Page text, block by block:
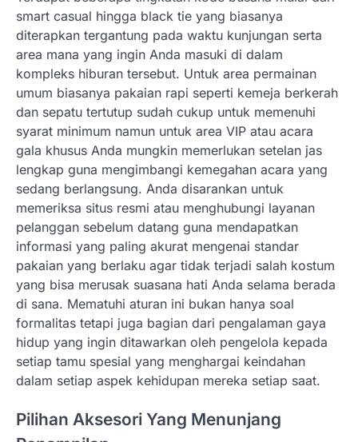
smart casual hingga black tie yang biasanya
diterapkan tergantung pada waktu kunjungan serta
area mana yang ingin Anda masuki di dalam
kompleks hiburan tersebut. Untuk area permainan
umum biasanya pakaian rapi seperti kemeja berkerah
dan sepatu tertutup sudah cukup untuk memenuhi
syarat minimum namun untuk area VIP atau acara
gala khusus Anda mungkin memerlukan setelan jas
lengkap guna mengimbangi kemegahan acara yang
sedang berlangsung. Anda disarankan untuk
memeriksa situs resmi atau menghubungi layanan
pelanggan sebelum datang guna mendapatkan
informasi yang paling akurat mengenai standar
pakaian yang berlaku agar tidak terjadi salah kostum
yang bisa merusak suasana hati Anda selama berada
di sana. Mematuhi aturan ini bukan hanya soal
formalitas tetapi juga bagian dari pengalaman gaya
hidup yang ingin ditawarkan oleh pengelola kepada
setiap tamu spesial yang menghargai keindahan
dalam setiap aspek kehidupan mereka setiap saat.
Pilihan Aksesori Yang Menunjang